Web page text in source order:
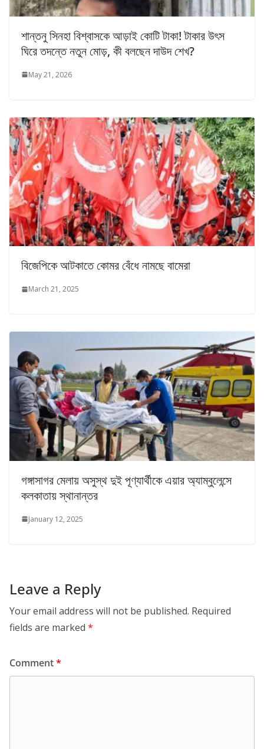
শান্তনু সিনহা বিশ্বাসকে আড়াই কোটি টাকা! টাকার উৎস
ঘিরে তদন্তে নতুন মোড়, কী বলছেন দাউদ শেখ?
May 21, 2026
বিজেপিকে আটকাতে কোমর বেঁধে নামছে বামেরা
March 21, 2025
গঙ্গাসাগর মেলায় অসুস্থ দুই পূণ্যার্থীকে এয়ার অ্যাম্বুলেন্সে
কলকাতায় স্থানান্তর
January 12, 2025
Leave a Reply
Your email address will not be published. Required
fields are marked *
Comment*